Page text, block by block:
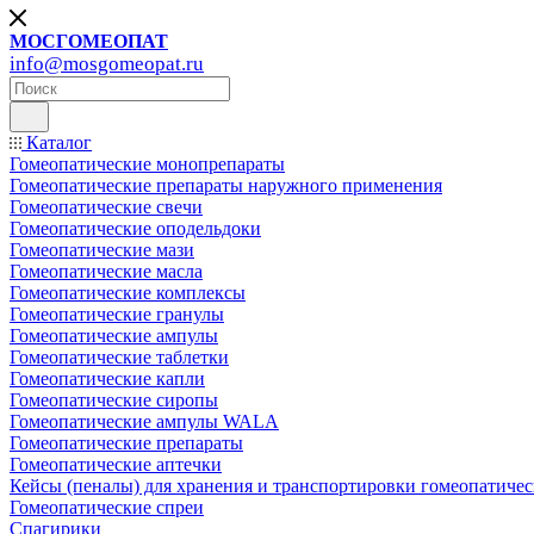
МОСГОМЕОПАТ
info@mosgomeopat.ru
Каталог
Гомеопатические монопрепараты
Гомеопатические препараты наружного применения
Гомеопатические свечи
Гомеопатические оподельдоки
Гомеопатические мази
Гомеопатические масла
Гомеопатические комплексы
Гомеопатические гранулы
Гомеопатические ампулы
Гомеопатические таблетки
Гомеопатические капли
Гомеопатические сиропы
Гомеопатические ампулы WALA
Гомеопатические препараты
Гомеопатические аптечки
Кейсы (пеналы) для хранения и транспортировки
Гомеопатические спреи
Спагирики